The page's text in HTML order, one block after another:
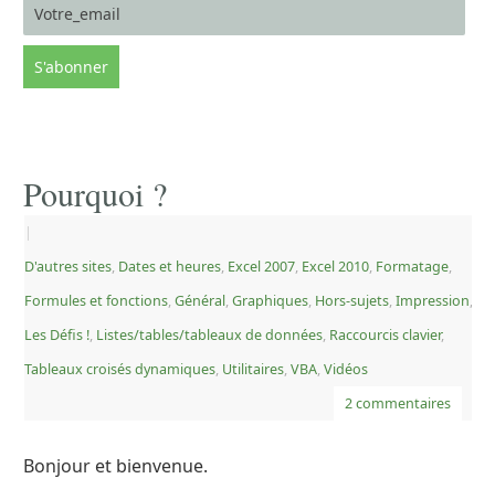
Pourquoi ?
|
D'autres sites, Dates et heures, Excel 2007, Excel 2010, Formatage,
Formules et fonctions, Général, Graphiques, Hors-sujets, Impression,
Les Défis !, Listes/tables/tableaux de données, Raccourcis clavier,
Tableaux croisés dynamiques, Utilitaires, VBA, Vidéos
2 commentaires
Bonjour et bienvenue.